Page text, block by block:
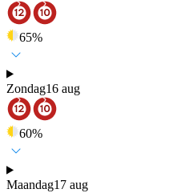
65%
Zondag16 aug
60%
Maandag17 aug